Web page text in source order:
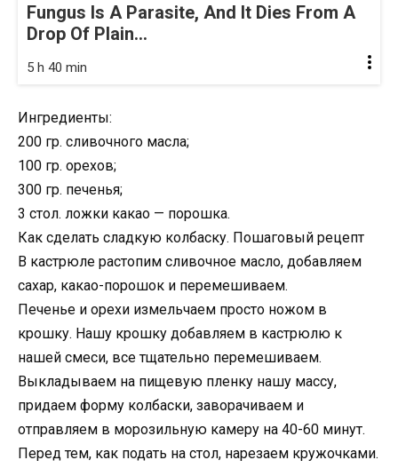
Fungus Is A Parasite, And It Dies From A
Drop Of Plain...
5 h 40 min
Ингредиенты:
200 гр. сливочного масла;
100 гр. орехов;
300 гр. печенья;
3 стол. ложки какао — порошка.
Как сделать сладкую колбаску. Пошаговый рецепт
В кастрюле растопим сливочное масло, добавляем
сахар, какао-порошок и перемешиваем.
Печенье и орехи измельчаем просто ножом в
крошку. Нашу крошку добавляем в кастрюлю к
нашей смеси, все тщательно перемешиваем.
Выкладываем на пищевую пленку нашу массу,
придаем форму колбаски, заворачиваем и
отправляем в морозильную камеру на 40-60 минут.
Перед тем, как подать на стол, нарезаем кружочками.